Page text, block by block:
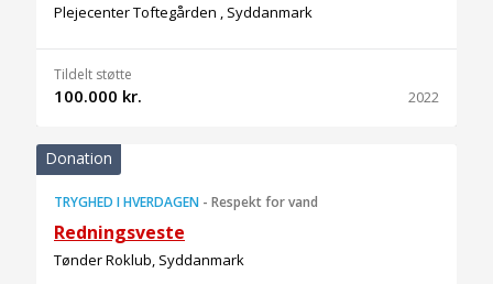
Plejecenter Toftegården , Syddanmark
Tildelt støtte
100.000 kr. 2022
Donation
TRYGHED I HVERDAGEN - Respekt for vand
Redningsveste
Tønder Roklub, Syddanmark